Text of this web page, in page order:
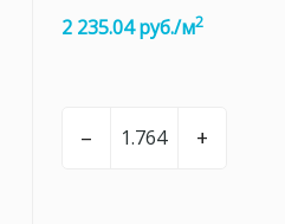
2 235.04 руб./м2
– +